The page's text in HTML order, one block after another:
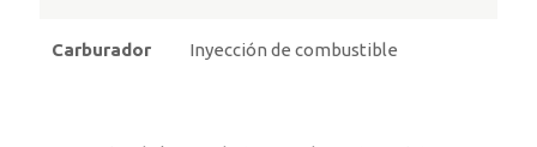
Carburador Inyección de combustible